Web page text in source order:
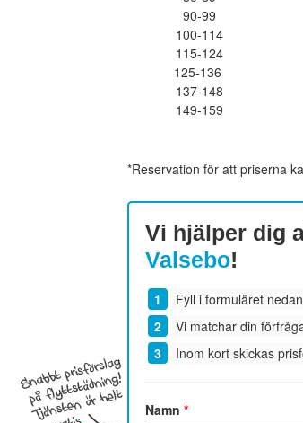
90-99
100-114
115-124
125-136
137-148
149-159
*Reservation för att priserna
Vi hjälper dig
Valsebo!
Fyll i formuläret
Vi matchar din
Inom kort skickas
Namn *